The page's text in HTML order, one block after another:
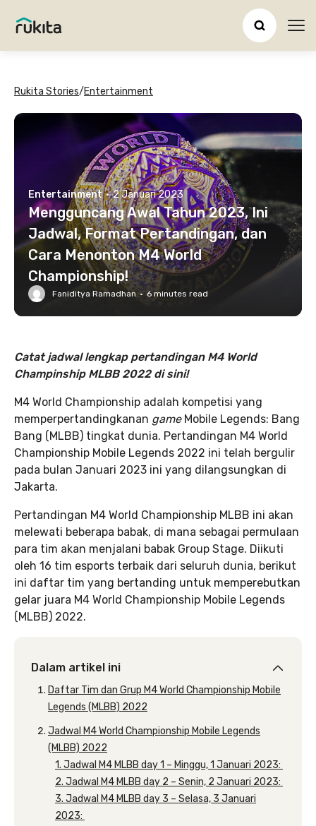
Rukita Stories/Entertainment
Entertainment · 2 Januari 2023
Mengguncang Awal Tahun 2023, Ini
Jadwal, Format Pertandingan, dan
Cara Menonton M4 World
Championship!
Faniditya Ramadhan · 6 minutes read
Catat jadwal lengkap pertandingan M4 World
Champinship MLBB 2022 di sini!
M4 World Championship adalah kompetisi yang
memperpertandingkanan gameMobile Legends: Bang
Bang (MLBB) tingkat dunia. Pertandingan M4 World
Championship Mobile Legends 2022 ini telah bergulir
pada bulan Januari 2023 ini yang dilangsungkan di
Jakarta.
Pertandingan M4 World Championship MLBB ini akan
melewati beberapa babak, di mana sebagai permulaan
para tim akan menjalani babak Group Stage. Diikuti
oleh 16 tim esports terbaik dari seluruh dunia, berikut
ini daftar tim yang bertanding untuk memperebutkan
gelar juara M4 World Championship Mobile Legends
(MLBB) 2022.
Dalam artikel ini
Daftar Tim dan Grup M4 World Championship Mobile
Legends (MLBB) 2022
Jadwal M4 World Championship Mobile Legends
(MLBB) 2022
1. Jadwal M4 MLBB day 1 – Minggu, 1 Januari 2023:
2. Jadwal M4 MLBB day 2 – Senin, 2 Januari 2023:
3. Jadwal M4 MLBB day 3 – Selasa, 3 Januari
2023: